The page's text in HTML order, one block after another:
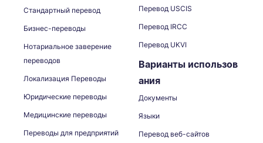
Стандартный перевод
Бизнес-переводы
Нотариальное заверение
переводов
Локализация Переводы
Юридические переводы
Медицинские переводы
Переводы для предприятий
Перевод USCIS
Перевод IRCC
Перевод UKVI
Варианты использов
ания
Документы
Языки
Перевод веб-сайтов